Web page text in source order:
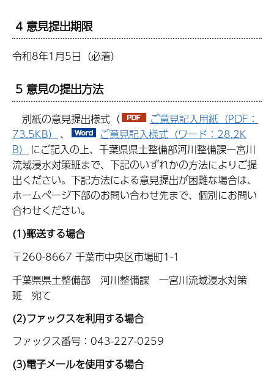
4 意見提出期限
令和8年1月5日（必着）
5 意見の提出方法
別紙の意見提出様式（
ご意見記入用紙（PDF：
73.5KB） 、
ご意見記入様式（ワード：28.2K
B）
にご記入の上、千葉県県土整備部河川整備課一宮川
流域浸水対策班まで、下記のいずれかの方法によりご提
出ください。下記方法による意見提出が困難な場合は、
ホームページ下部のお問い合わせ先まで、個別にお問い
合わせください。
(1)郵送する場合
〒260-8667 千葉市中央区市場町1-1
千葉県県土整備部 河川整備課 一宮川流域浸水対策
班 宛て
(2)ファックスを利用する場合
ファックス番号：043-227-0259
(3)電子メールを使用する場合